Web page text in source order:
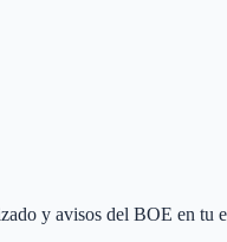
y avisos del BOE en tu